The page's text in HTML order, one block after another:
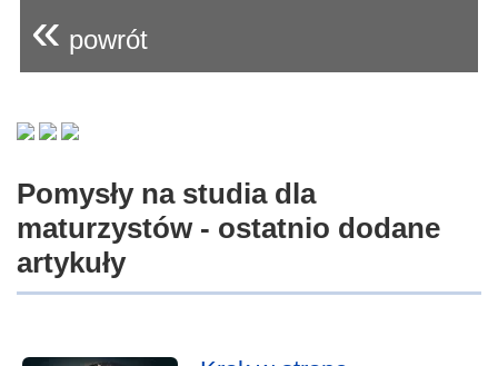
« powrót
Pomysły na studia dla
maturzystów - ostatnio dodane
artykuły